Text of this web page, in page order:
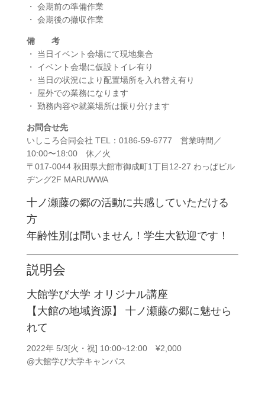
・ 会期前の準備作業
・ 会期後の撤収作業
備 考
・ 当日イベント会場にて現地集合
・ イベント会場に仮設トイレ有り
・ 当日の状況により配置場所を入れ替え有り
・ 屋外での業務になります
・ 勤務内容や就業場所は振り分けます
お問合せ先
いしころ合同会社 TEL：0186-59-6777 営業時間／
10:00〜18:00 休／火
〒017-0044 秋田県大館市御成町1丁目12-27 わっぱビル
ヂング2F MARUWWA
十ノ瀬藤の郷の活動に共感していただける
方
年齢性別は問いません！学生大歓迎です！
説明会
大館学び大学 オリジナル講座
【大館の地域資源】 十ノ瀬藤の郷に魅せら
れて
2022年 5/3[火・祝] 10:00~12:00 ¥2,000
@大館学び大学キャンパス